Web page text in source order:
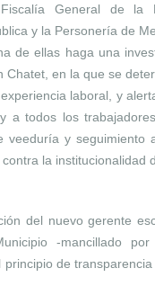
General de la
y la Personería de
de ellas haga una
Chatet, en la que se
laboral, y
a todos los
veeduría y seguimiento
la institucionalidad
del nuevo gerente
-mancillado por
de